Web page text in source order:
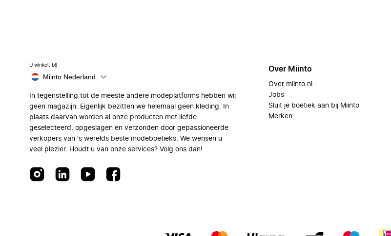
U winkelt bij
Miinto Nederland
In tegenstelling tot de meeste andere modeplatforms hebben wij
geen magazijn. Eigenlijk bezitten we helemaal geen kleding. In
plaats daarvan worden al onze producten met liefde
geselecteerd, opgeslagen en verzonden door gepassioneerde
verkopers van 's werelds beste modeboetieks. We wensen u
veel plezier. Houdt u van onze services? Volg ons dan!
Over Miinto
Over miinto.nl
Jobs
Sluit je boetiek aan bij Miinto
Merken